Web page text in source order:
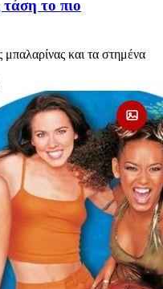
το πιο
και τα στημένα